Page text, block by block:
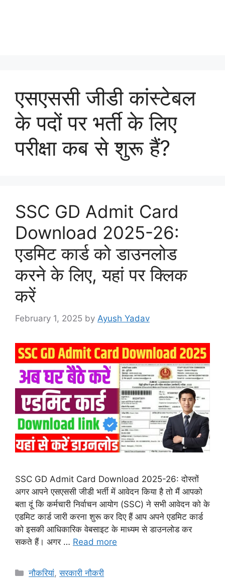
एसएससी जीडी कांस्टेबल
के पदों पर भर्ती के लिए
परीक्षा कब से शुरू हैं?
SSC GD Admit Card
Download 2025-26:
एडमिट कार्ड को डाउनलोड
करने के लिए, यहां पर क्लिक
करें
February 1, 2025 by Ayush Yadav
SSC GD Admit Card Download 2025-26: दोस्तों
अगर आपने एसएससी जीडी भर्ती में आवेदन किया है तो मैं आपको
बता दूं कि कर्मचारी निर्वाचन आयोग (SSC) ने सभी आवेदन को के
एडमिट कार्ड जारी करना शुरू कर दिए हैं आप अपने एडमिट कार्ड
को इसकी आधिकारिक वेबसाइट के माध्यम से डाउनलोड कर
सकते हैं। अगर … Read more
Categories
नौकरियां,सरकारी नौकरी